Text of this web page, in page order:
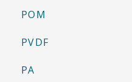
POM
PVDF
PA